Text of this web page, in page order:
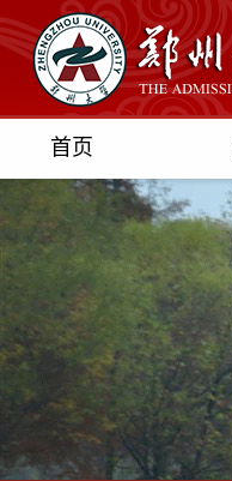
首页